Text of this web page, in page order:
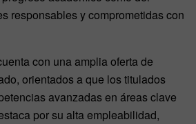
responsables y comprometidas con
con una amplia oferta de
orientados a que los titulados
avanzadas en áreas clave
por su alta empleabilidad,